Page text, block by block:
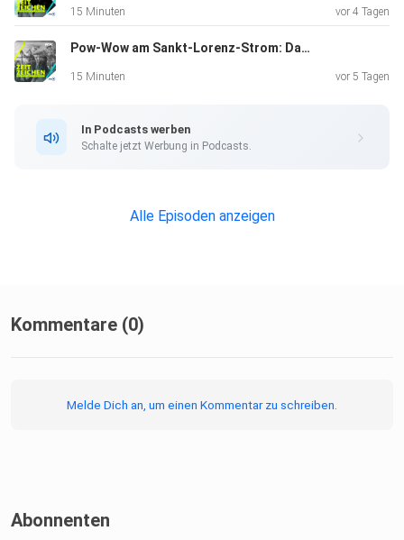
15 Minuten vor 4 Tagen
Pow-Wow am Sankt-Lorenz-Strom: Das Ende der Biberkriege
15 Minuten vor 5 Tagen
In Podcasts werben
Schalte jetzt Werbung in Podcasts.
Alle Episoden anzeigen
Kommentare (0)
Melde Dich an, um einen Kommentar zu schreiben.
Abonnenten